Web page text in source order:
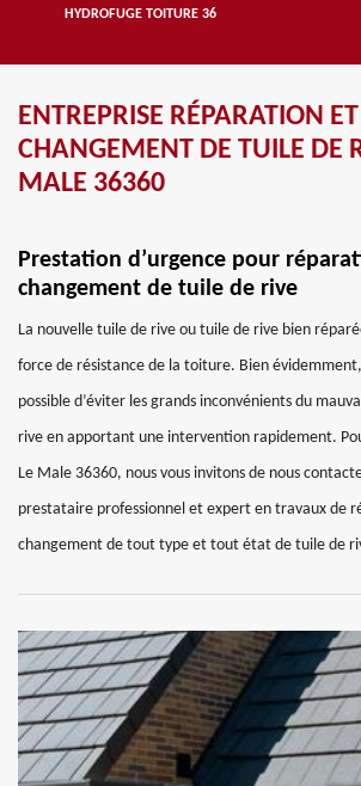
HYDROFUGE TOITURE 36
ENTREPRISE RÉPARATION ET
CHANGEMENT DE TUILE DE
MALE 36360
Prestation d’urgence pour
changement de tuile de rive
La nouvelle tuile de rive ou tuile de rive bien
force de résistance de la toiture. Bien
possible d’éviter les grands inconvénients du
rive en apportant une intervention rapidement.
Le Male 36360, nous vous invitons de nous
prestataire professionnel et expert en travaux de
changement de tout type et tout état de tuile de